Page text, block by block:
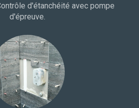
d'étanchéité avec pompe
d'épreuve.